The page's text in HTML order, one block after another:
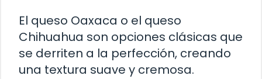
El queso Oaxaca o el queso
Chihuahua son opciones clásicas que
se derriten a la perfección, creando
una textura suave y cremosa.